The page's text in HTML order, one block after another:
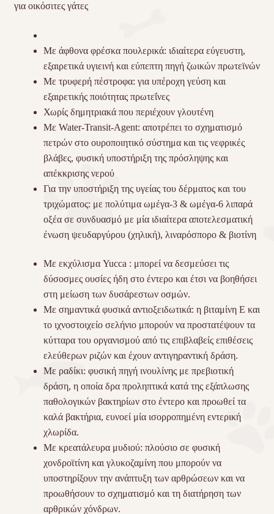
για οικόσιτες γάτες
Με άφθονα φρέσκα πουλερικά: ιδιαίτερα εύγευστη,
εξαιρετικά υγιεινή και εύπεπτη πηγή ζωικών πρωτεϊνών
Με τρυφερή πέστροφα: για υπέροχη γεύση και
εξαιρετικής ποιότητας πρωτεΐνες
Χωρίς δημητριακά που περιέχουν γλουτένη
Με Water-Transit-Agent: αποτρέπει το σχηματισμό
πετρών στο ουροποιητικό σύστημα και τις νεφρικές
βλάβες, φυσική υποστήριξη της πρόσληψης και
απέκκρισης νερού
Για την υποστήριξη της υγείας του δέρματος και του
τριχώματος: με πολύτιμα ωμέγα-3 & ωμέγα-6 λιπαρά
οξέα σε συνδυασμό με μία ιδιαίτερα αποτελεσματική
ένωση ψευδαργύρου (χηλική), λιναρόσπορο & βιοτίνη
Με εκχύλισμα Yucca : μπορεί να δεσμεύσει τις
δύσοσμες ουσίες ήδη στο έντερο και έτσι να βοηθήσει
στη μείωση των δυσάρεστων οσμών.
Με σημαντικά φυσικά αντιοξειδωτικά: η βιταμίνη E και
το ιχνοστοιχείο σελήνιο μπορούν να προστατέψουν τα
κύτταρα του οργανισμού από τις επιβλαβείς επιθέσεις
ελεύθερων ριζών και έχουν αντιγηραντική δράση.
Με ραδίκι: φυσική πηγή ινουλίνης με πρεβιοτική
δράση, η οποία δρα προληπτικά κατά της εξάπλωσης
παθολογικών βακτηρίων στο έντερο και προωθεί τα
καλά βακτήρια, ευνοεί μία ισορροπημένη εντερική
χλωρίδα.
Με κρεατάλευρα μυδιού: πλούσιο σε φυσική
χονδροϊτίνη και γλυκοζαμίνη που μπορούν να
υποστηρίξουν την ανάπτυξη των αρθρώσεων και να
προωθήσουν το σχηματισμό και τη διατήρηση των
αρθρικών χόνδρων.